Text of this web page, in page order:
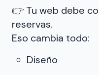
👉 Tu web debe
reservas.
Eso cambia todo:
Diseño